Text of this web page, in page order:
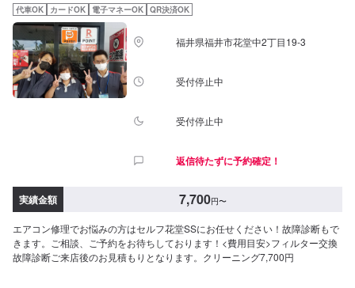
代車OK カードOK 電子マネーOK QR決済OK
福井県福井市花堂中2丁目19-3
受付停止中
受付停止中
返信待たずに予約確定！
実績金額 7,700円〜
エアコン修理でお悩みの方はセルフ花堂SSにお任せください！故障診断もで
きます。ご相談、ご予約をお待ちしております！<費用目安>フィルター交換
故障診断ご来店後のお見積もりとなります。クリーニング7,700円